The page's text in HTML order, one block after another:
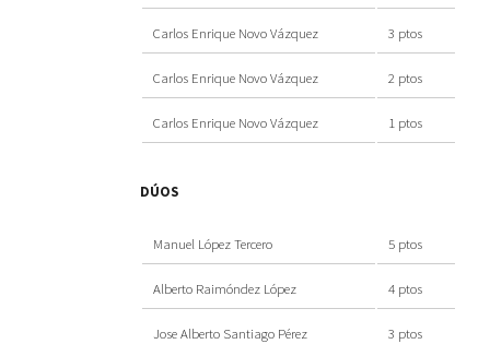
Carlos Enrique Novo Vázquez 3 ptos
Carlos Enrique Novo Vázquez 2 ptos
Carlos Enrique Novo Vázquez 1 ptos
DÚOS
Manuel López Tercero 5 ptos
Alberto Raimóndez López 4 ptos
Jose Alberto Santiago Pérez 3 ptos